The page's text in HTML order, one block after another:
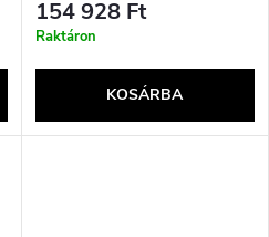
154 928 Ft
Raktáron
KOSÁRBA